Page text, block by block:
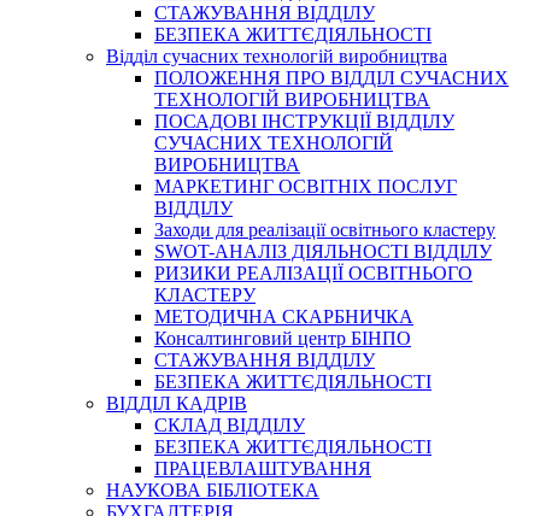
СТАЖУВАННЯ ВІДДІЛУ
БЕЗПЕКА ЖИТТЄДІЯЛЬНОСТІ
Відділ сучасних технологій виробництва
ПОЛОЖЕННЯ ПРО ВІДДІЛ СУЧАСНИХ
ТЕХНОЛОГІЙ ВИРОБНИЦТВА
ПОСАДОВІ ІНСТРУКЦІЇ ВІДДІЛУ
СУЧАСНИХ ТЕХНОЛОГІЙ
ВИРОБНИЦТВА
МАРКЕТИНГ ОСВІТНІХ ПОСЛУГ
ВІДДІЛУ
Заходи для реалізації освітнього кластеру
SWOT-АНАЛІЗ ДІЯЛЬНОСТІ ВІДДІЛУ
РИЗИКИ РЕАЛІЗАЦІЇ ОСВІТНЬОГО
КЛАСТЕРУ
МЕТОДИЧНА СКАРБНИЧКА
Консалтинговий центр БІНПО
СТАЖУВАННЯ ВІДДІЛУ
БЕЗПЕКА ЖИТТЄДІЯЛЬНОСТІ
ВІДДІЛ КАДРІВ
СКЛАД ВІДДІЛУ
БЕЗПЕКА ЖИТТЄДІЯЛЬНОСТІ
ПРАЦЕВЛАШТУВАННЯ
НАУКОВА БІБЛІОТЕКА
БУХГАЛТЕРІЯ